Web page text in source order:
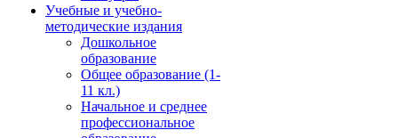
Учебные и учебно-
методические издания
Дошкольное
образование
Общее образование (1-
11 кл.)
Начальное и среднее
профессиональное